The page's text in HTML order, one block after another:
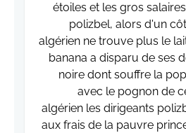
étoiles et les gros
polizbel, alors d'un
algérien ne trouve plus le
banana a disparu de ses
noire dont souffre la
avec le pognon de
algérien les dirigeants
aux frais de la pauvre